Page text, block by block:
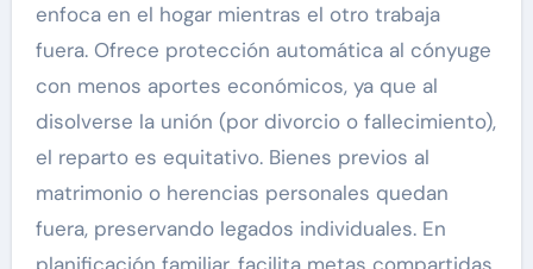
enfoca en el hogar mientras el otro trabaja
fuera. Ofrece protección automática al cónyuge
con menos aportes económicos, ya que al
disolverse la unión (por divorcio o fallecimiento),
el reparto es equitativo. Bienes previos al
matrimonio o herencias personales quedan
fuera, preservando legados individuales. En